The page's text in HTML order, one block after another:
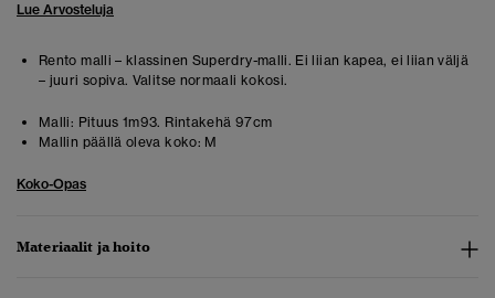
Lue Arvosteluja
Rento malli – klassinen Superdry-malli. Ei liian kapea, ei liian väljä
– juuri sopiva. Valitse normaali kokosi.
Malli: Pituus 1m93. Rintakehä 97cm
Mallin päällä oleva koko: M
Koko-Opas
Materiaalit ja hoito